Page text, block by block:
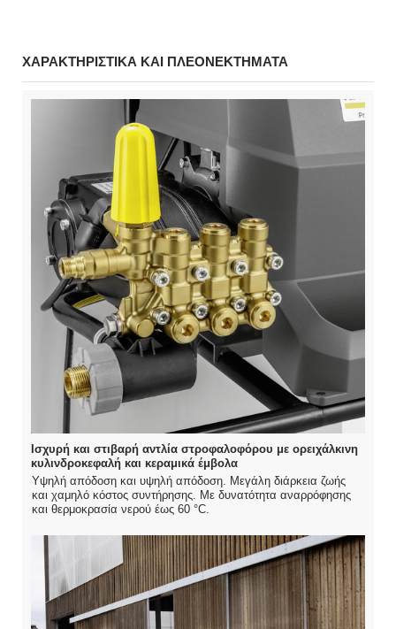
ΧΑΡΑΚΤΗΡΙΣΤΙΚΑ ΚΑΙ ΠΛΕΟΝΕΚΤΗΜΑΤΑ
Ισχυρή και στιβαρή αντλία στροφαλοφόρου με ορειχάλκινη
κυλινδροκεφαλή και κεραμικά έμβολα
Υψηλή απόδοση και υψηλή απόδοση. Μεγάλη διάρκεια ζωής
και χαμηλό κόστος συντήρησης. Με δυνατότητα αναρρόφησης
και θερμοκρασία νερού έως 60 °C.